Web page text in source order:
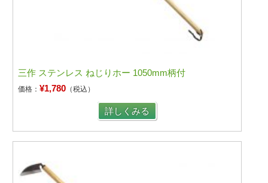
三作 ステンレス ねじりホー 1050mm柄付
価格：¥1,780 （税込）
詳しくみる